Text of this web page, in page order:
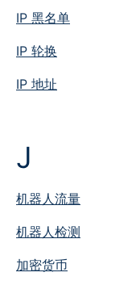
IP 黑名单
IP 轮换
IP 地址
J
机器人流量
机器人检测
加密货币